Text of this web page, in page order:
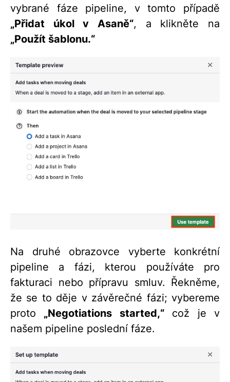
vybrané fáze pipeline, v tomto případě
„Přidat úkol v Asaně“, a klikněte na
„Použít šablonu.“
Na druhé obrazovce vyberte konkrétní
pipeline a fázi, kterou používáte pro
fakturaci nebo přípravu smluv. Řekněme,
že se to děje v závěrečné fázi; vybereme
proto „Negotiations started,“což je v
našem pipeline poslední fáze.